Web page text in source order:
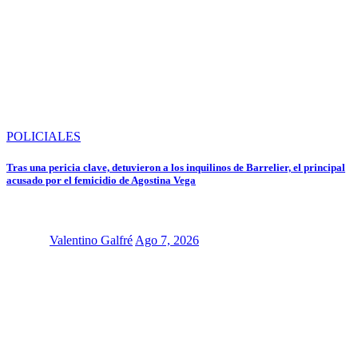
POLICIALES
Tras una pericia clave, detuvieron a los inquilinos de Barrelier, el principal
acusado por el femicidio de Agostina Vega
Valentino GalfréAgo 7, 2026